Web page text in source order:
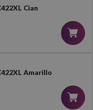
Cian
Amarillo